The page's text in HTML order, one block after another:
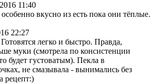
11:40
вкусно из есть пока они тёплые.
22:27
легко и быстро. Правда,
муки (смотрела по консистенции
будет густоватым). Пекла в
не смазывала - вынимались без
рецепт:)